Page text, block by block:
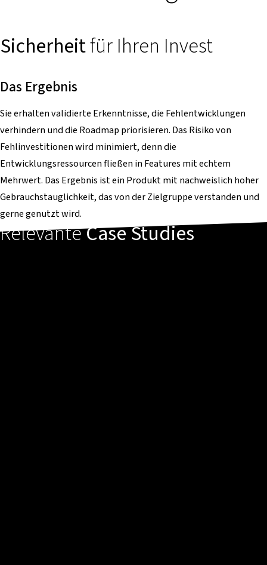
Sicherheitfür Ihren Invest
Das Ergebnis
Sie erhalten validierte Erkenntnisse, die Fehlentwicklungen
verhindern und die Roadmap priorisieren. Das Risiko von
Fehlinvestitionen wird minimiert, denn die
Entwicklungsressourcen fließen in Features mit echtem
Mehrwert. Das Ergebnis ist ein Produkt mit nachweislich hoher
Gebrauchstauglichkeit, das von der Zielgruppe verstanden und
gerne genutzt wird.
RelevanteCase Studies